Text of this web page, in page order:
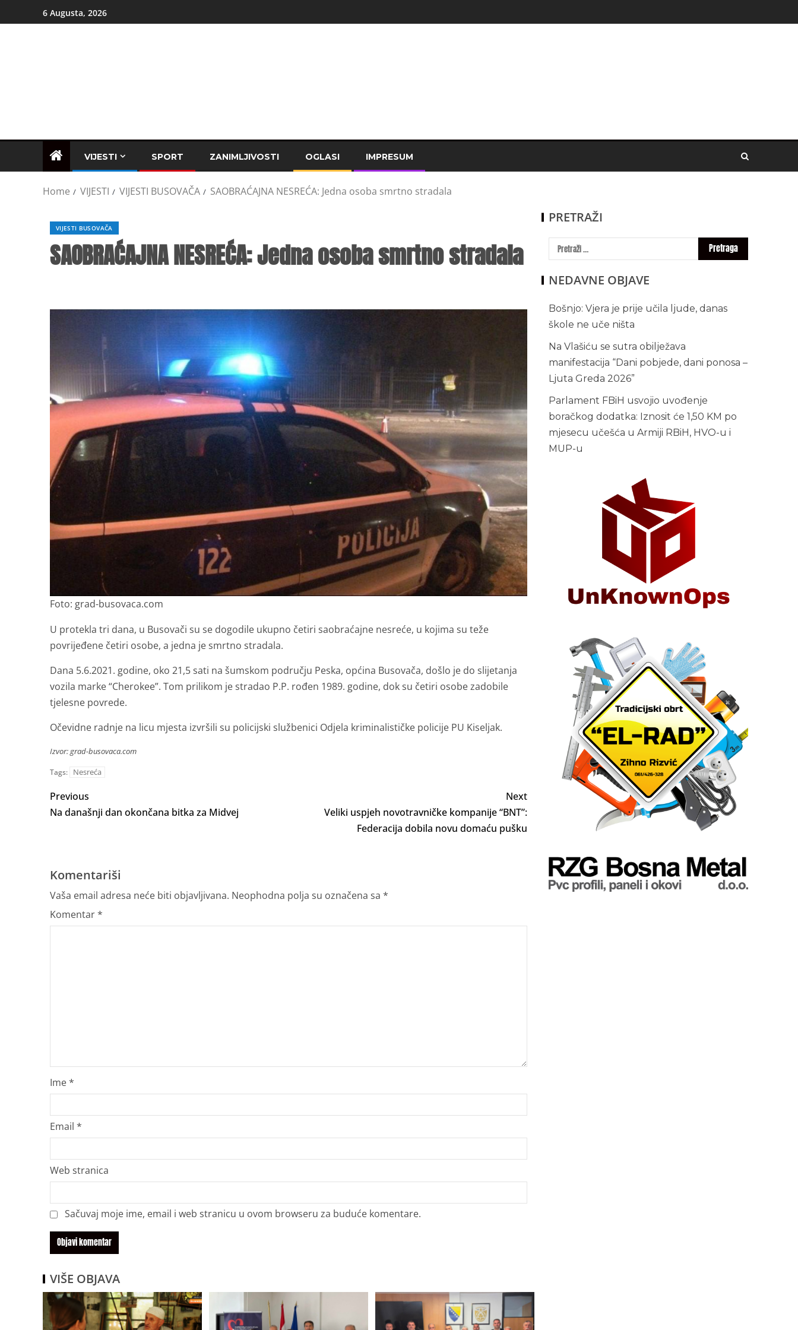
6 Augusta, 2026
VIJESTI SPORT ZANIMLJIVOSTI OGLASI IMPRESUM
Home VIJESTI VIJESTI BUSOVAČA SAOBRAĆAJNA NESREĆA: Jedna osoba smrtno stradala
VIJESTI BUSOVAČA
SAOBRAĆAJNA NESREĆA: Jedna osoba smrtno stradala
Foto: grad-busovaca.com
U protekla tri dana, u Busovači su se dogodile ukupno četiri saobraćajne nesreće, u kojima su teže
povrijeđene četiri osobe, a jedna je smrtno stradala.
Dana 5.6.2021. godine, oko 21,5 sati na šumskom području Peska, općina Busovača, došlo je do slijetanja
vozila marke “Cherokee”. Tom prilikom je stradao P.P. rođen 1989. godine, dok su četiri osobe zadobile
tjelesne povrede.
Očevidne radnje na licu mjesta izvršili su policijski službenici Odjela kriminalističke policije PU Kiseljak.
Izvor: grad-busovaca.com
Tags: Nesreća
Previous
Na današnji dan okončana bitka za Midvej
Next
Veliki uspjeh novotravničke kompanije “BNT”:
Federacija dobila novu domaću pušku
Komentariši
Vaša email adresa neće biti objavljivana. Neophodna polja su označena sa *
Komentar*
Ime*
Email *
Web stranica
Sačuvaj moje ime, email i web stranicu u ovom browseru za buduće komentare.
VIŠE OBJAVA
PRETRAŽI
NEDAVNE OBJAVE
Bošnjo: Vjera je prije učila ljude, danas
škole ne uče ništa
Na Vlašiću se sutra obilježava
manifestacija “Dani pobjede, dani ponosa –
Ljuta Greda 2026”
Parlament FBiH usvojio uvođenje
boračkog dodatka: Iznosit će 1,50 KM po
mjesecu učešća u Armiji RBiH, HVO-u i
MUP-u